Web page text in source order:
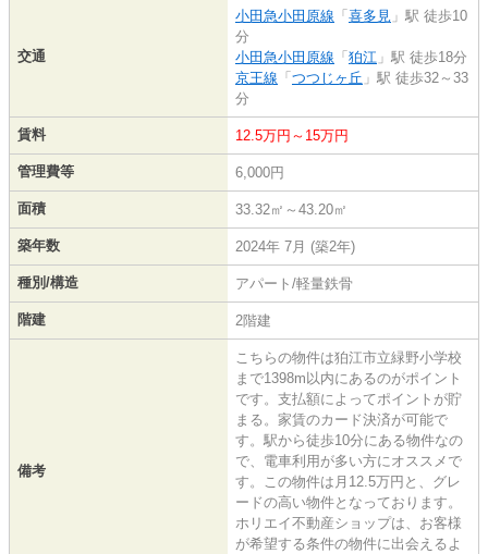
交通
小田急小田原線 「 喜多見 」駅 徒歩10
分
小田急小田原線 「 狛江 」駅 徒歩18分
京王線 「 つつじヶ丘 」駅 徒歩32～33
分
賃料 12.5万円～15万円
管理費等 6,000円
面積 33.32㎡～43.20㎡
築年数 2024年 7月 (築2年)
種別/構造 アパート/軽量鉄骨
階建 2階建
備考
こちらの物件は狛江市立緑野小学校
まで1398m以内にあるのがポイント
です。支払額によってポイントが貯
まる。家賃のカード決済が可能で
す。駅から徒歩10分にある物件なの
で、電車利用が多い方にオススメで
す。この物件は月12.5万円と、グレ
ードの高い物件となっております。
ホリエイ不動産ショップは、お客様
が希望する条件の物件に出会えるよ